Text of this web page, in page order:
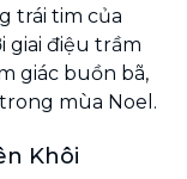
trái tim của
giai điệu trầm
giác buồn bã,
mùa Noel.
Khôi